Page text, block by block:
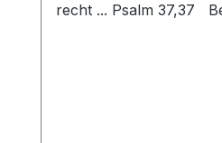
recht ... Psalm 37,37